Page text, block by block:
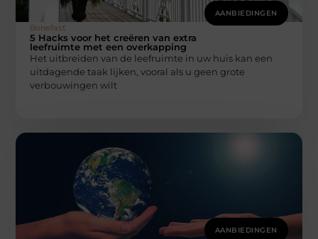
AANBIEDINGEN
Bonefast
5 Hacks voor het creëren van extra
leefruimte met een overkapping
Het uitbreiden van de leefruimte in uw huis kan een
uitdagende taak lijken, vooral als u geen grote
verbouwingen wilt
AANBIEDINGEN